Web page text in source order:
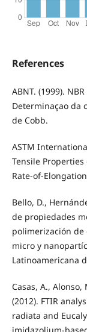
References
ABNT. (1999).
Determinaçao da
de Cobb.
ASTM
Tensile
Rate-of-
Bello, D.,
de propiedades
polimerización de
micro y
Latinoamericana
Casas, A., Alonso,
(2012). FTIR
radiata and